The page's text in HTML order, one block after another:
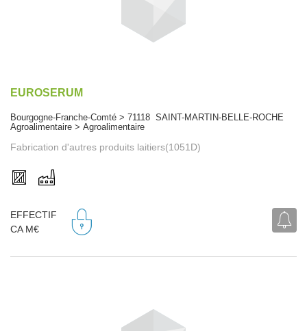
EUROSERUM
Bourgogne-Franche-Comté > 71118 SAINT-MARTIN-BELLE-ROCHE
Agroalimentaire > Agroalimentaire
Fabrication d'autres produits laitiers(1051D)
EFFECTIF
CA M€